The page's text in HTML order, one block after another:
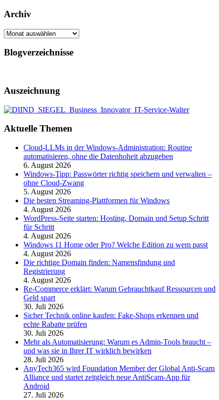
Archiv
Archiv
Blogverzeichnisse
Auszeichnung
Aktuelle Themen
Cloud-LLMs in der Windows-Administration: Routine
automatisieren, ohne die Datenhoheit abzugeben
6. August 2026
Windows-Tipp: Passwörter richtig speichern und verwalten –
ohne Cloud-Zwang
5. August 2026
Die besten Streaming-Plattformen für Windows
4. August 2026
WordPress-Seite starten: Hosting, Domain und Setup Schritt
für Schritt
4. August 2026
Windows 11 Home oder Pro? Welche Edition zu wem passt
4. August 2026
Die richtige Domain finden: Namensfindung und
Registrierung
4. August 2026
Re-Commerce erklärt: Warum Gebrauchtkauf Ressourcen und
Geld spart
30. Juli 2026
Sicher Technik online kaufen: Fake-Shops erkennen und
echte Rabatte prüfen
30. Juli 2026
Mehr als Automatisierung: Warum es Admin-Tools braucht –
und was sie in Ihrer IT wirklich bewirken
28. Juli 2026
AnyTech365 wird Foundation Member der Global Anti-Scam
Alliance und startet zeitgleich neue AntiScam-App für
Android
27. Juli 2026